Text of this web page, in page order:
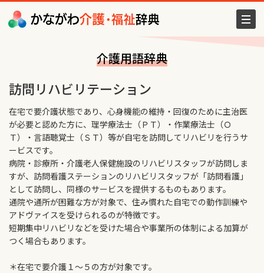
介護用語辞典
訪問リハビリテーション
在宅で要介護状態であり、心身機能の維持・回復のために主治医
が必要と認めた方に、理学療法士（ＰＴ）・作業療法士（Ｏ
Ｔ）・言語聴覚士（ＳＴ）等が自宅を訪問してリハビリを行うサ
ービスです。
病院・診療所・介護老人保健施設のリハビリスタッフが訪問しま
すが、訪問看護ステーションのリハビリスタッフが「訪問看護」
として訪問し、同様のサービスを提供するものもあります。
通院や通所が困難な方が対象で、住み慣れた自宅での動作訓練や
アドヴァイスを受けられるのが特徴です。
短期集中リハビリなどを受けた場合や事業所の体制による加算が
つく場合もあります。
＊在宅で要介護１～５の方が対象です。